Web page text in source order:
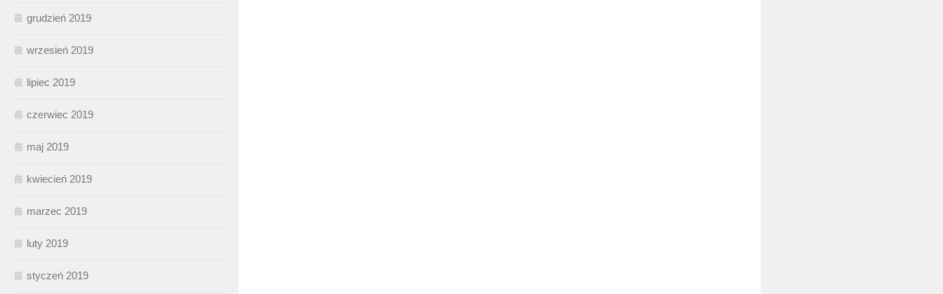
grudzień 2019
wrzesień 2019
lipiec 2019
czerwiec 2019
maj 2019
kwiecień 2019
marzec 2019
luty 2019
styczeń 2019